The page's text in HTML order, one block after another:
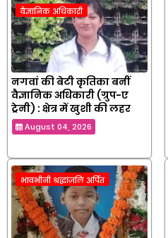
वैज्ञानिक अधिकारी
नगवां की बेटी कृतिका बनीं
वैज्ञानिक अधिकारी (ग्रुप-ए
ट्रेनी) : क्षेत्र में खुशी की लहर
August 04, 2026
भावभीनी श्रद्धांजलि अर्पित